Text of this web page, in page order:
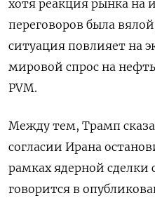
хотя реакция рынка на
переговоров была
ситуация повлияет на
мировой спрос на
PVM.
Между тем, Трамп
согласии Ирана
рамках ядерной
говорится в